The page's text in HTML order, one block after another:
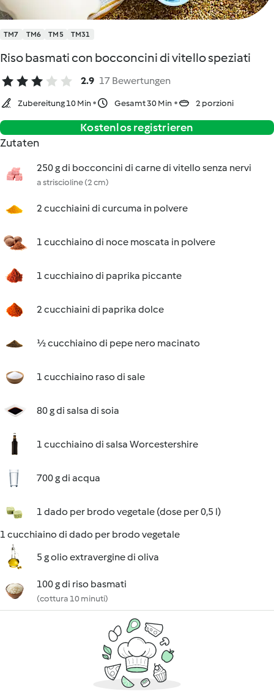
TM7 TM6 TM5 TM31
Riso basmati con bocconcini di vitello speziati
2.9 17 Bewertungen
Zubereitung 10 Min Gesamt 30 Min 2 porzioni
Kostenlos registrieren
Zutaten
250 g di bocconcini di carne di vitello senza nervi
a striscioline (2 cm)
2 cucchiaini di curcuma in polvere
1 cucchiaino di noce moscata in polvere
1 cucchiaino di paprika piccante
2 cucchiaini di paprika dolce
½ cucchiaino di pepe nero macinato
1 cucchiaino raso di sale
80 g di salsa di soia
1 cucchiaino di salsa Worcestershire
700 g di acqua
1 dado per brodo vegetale (dose per 0,5 l)
1 cucchiaino di dado per brodo vegetale
5 g olio extravergine di oliva
100 g di riso basmati
(cottura 10 minuti)